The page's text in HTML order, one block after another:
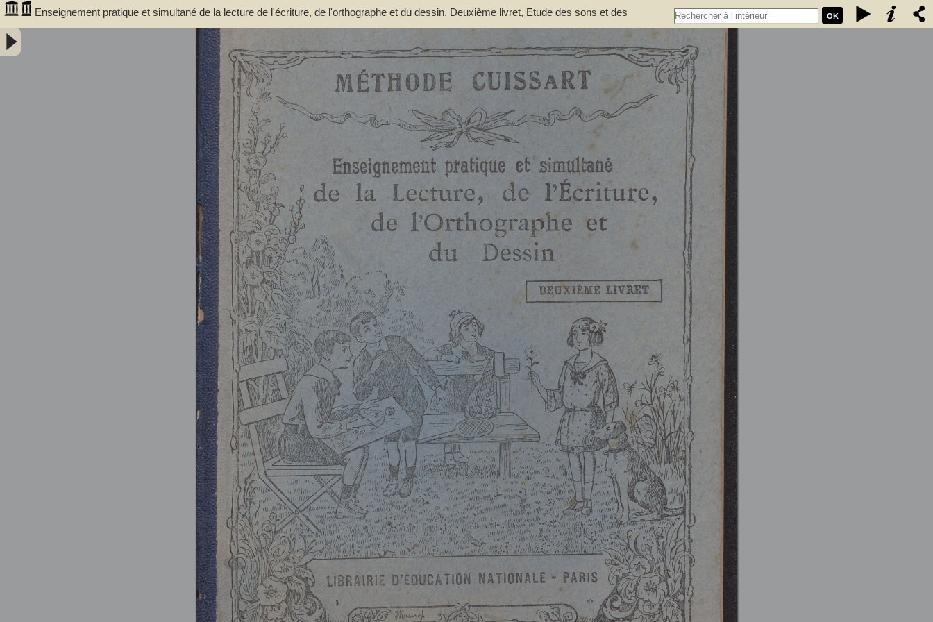
OK
Enseignement pratique et simultané de la lecture de l'écriture, de l'orthographe et du dessin. Deuxième livret, Etude des sons et des
articulations composés : méthode rationnelle préparant les enfants à la lecture expressive et à l'intelligence de la langue : contenant 76
vignettes et des notions élémentaires de dessin / par E. Cuissart,... ; d'après la méthode de M. Lacabe,.... - [nouv. éd.] - Cuissart, Eugène (1835-1896). Auteur